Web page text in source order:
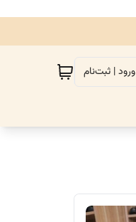
ورود | ثبت‌نام